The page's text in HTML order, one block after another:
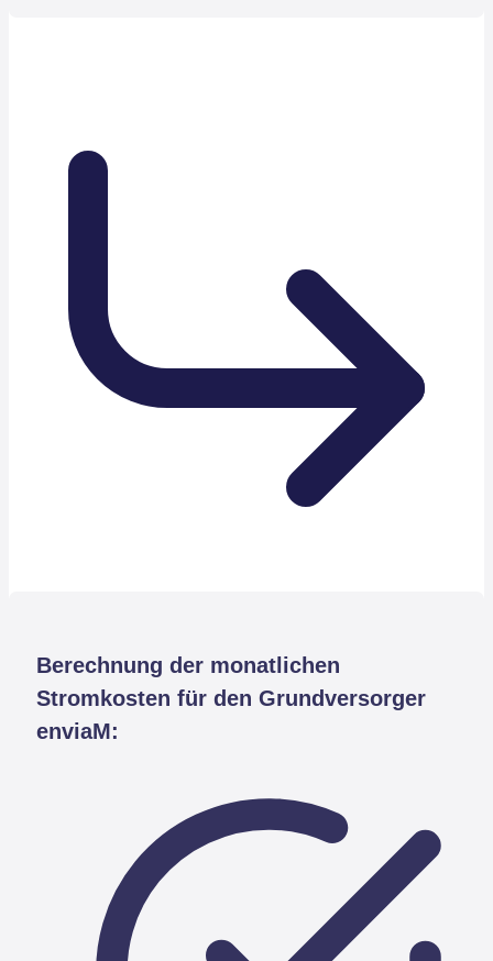
Berechnung der monatlichen
Stromkosten für den Grundversorger
enviaM: